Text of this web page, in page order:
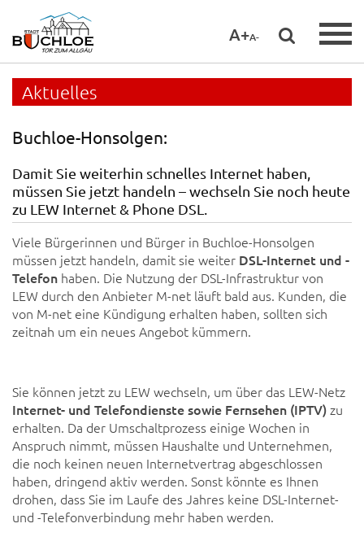
A+A-
Aktuelles
Buchloe-Honsolgen:
Damit Sie weiterhin schnelles Internet haben,
müssen Sie jetzt handeln – wechseln Sie noch heute
zu LEW Internet & Phone DSL.
Viele Bürgerinnen und Bürger in Buchloe-Honsolgen
müssen jetzt handeln, damit sie weiter DSL-Internet und -
Telefon haben. Die Nutzung der DSL-Infrastruktur von
LEW durch den Anbieter M-net läuft bald aus. Kunden, die
von M-net eine Kündigung erhalten haben, sollten sich
zeitnah um ein neues Angebot kümmern.
Sie können jetzt zu LEW wechseln, um über das LEW-Netz
Internet- und Telefondienste sowie Fernsehen (IPTV)zu
erhalten. Da der Umschaltprozess einige Wochen in
Anspruch nimmt, müssen Haushalte und Unternehmen,
die noch keinen neuen Internetvertrag abgeschlossen
haben, dringend aktiv werden. Sonst könnte es Ihnen
drohen, dass Sie im Laufe des Jahres keine DSL-Internet-
und -Telefonverbindung mehr haben werden.